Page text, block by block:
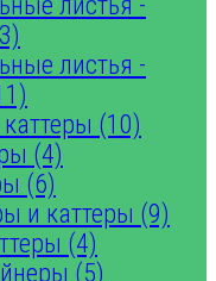
листья -
(10)
(4)
(6)
и каттеры (9)
(4)
(5)